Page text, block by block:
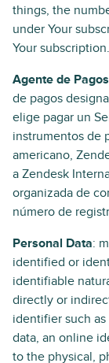
things, the
under Your
Your subscription.
Agente de Pagos
de pagos
elige pagar un
instrumentos de
americano,
a Zendesk
organizada de
número de
Personal Data:
identified or
identifiable
directly or
identifier such
data, an online
to the physical,